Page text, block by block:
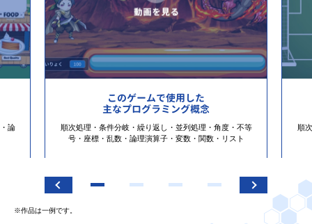
論
このゲームで使用した
主なプログラミング概念
順次処理・条件分岐・繰り返し・並列処理・角度・不等
号・座標・乱数・論理演算子・変数・関数・リスト
順
※作品は一例です。